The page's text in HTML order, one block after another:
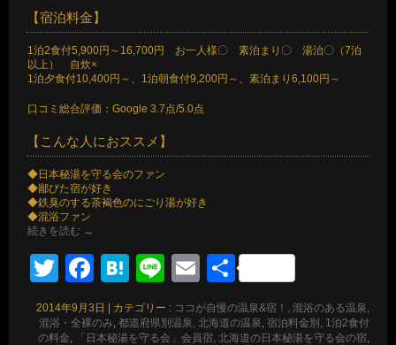
【宿泊料金】
1泊2食付5,900円～16,700円 お一人様〇 素泊まり〇 湯治〇（7泊
以上） 自炊×
1泊夕食付10,400円～、1泊朝食付9,200円～、素泊まり6,100円～
口コミ総合評価：Google 3.7点/5.0点
【こんな人におススメ】
◆日本秘湯を守る会のファン
◆鄙びた宿が好き
◆鉄臭のする茶褐色のにごり湯が好き
◆混浴ファン
続きを読む →
Twitter
Facebook
Hatena
LineEmail
共
有
2014年9月3日 | カテゴリー : ココが自慢の温泉&宿！, 混浴のある温泉,
混浴・全裸のみ 都道府県別温泉, 北海道の温泉 宿泊料金別, 1泊2食付
の料金
「日本秘湯を守る会」会員宿, 北海道の日本秘湯を守る会の宿